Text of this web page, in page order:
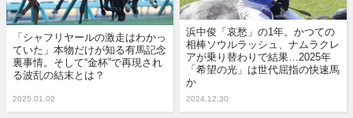
「シャフリヤールの激走はわかっ
ていた」本物だけが知る有馬記念
裏事情。そして“金杯”で再現され
る波乱の結末とは？
2025.01.02
浜中俊「哀愁」の1年。かつての
相棒ソウルラッシュ、ナムラクレ
アが乗り替わりで結果…2025年
「希望の光」は世代屈指の快速馬
か
2024.12.30